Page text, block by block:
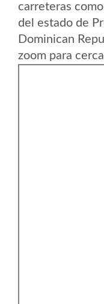
carreteras
del estado de
Dominican
zoom para